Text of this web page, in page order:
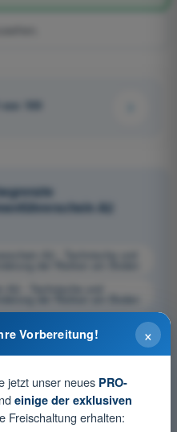
100
A2
A2 - Technische und
A2 - Technische und
der Risiken am Boden
der Risiken am Boden ×
Vorbereitung!
jetzt unser neues PRO-
einige der exklusiven
Freischaltung erhalten: